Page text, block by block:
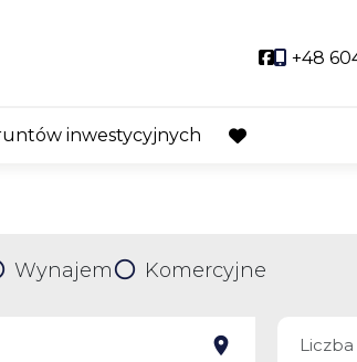
Social
+48
inwestycyjnych
favorite
Wynajem Komercyjne